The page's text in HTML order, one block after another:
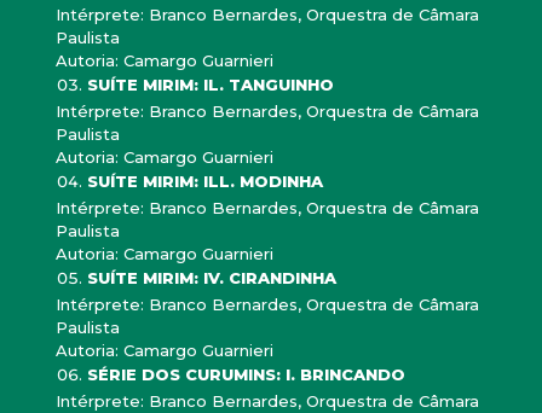
Intérprete: Branco Bernardes, Orquestra de Câmara
Paulista
Autoria: Camargo Guarnieri
SUÍTE MIRIM: IL. TANGUINHO
Intérprete: Branco Bernardes, Orquestra de Câmara
Paulista
Autoria: Camargo Guarnieri
SUÍTE MIRIM: ILL. MODINHA
Intérprete: Branco Bernardes, Orquestra de Câmara
Paulista
Autoria: Camargo Guarnieri
SUÍTE MIRIM: IV. CIRANDINHA
Intérprete: Branco Bernardes, Orquestra de Câmara
Paulista
Autoria: Camargo Guarnieri
SÉRIE DOS CURUMINS: I. BRINCANDO
Intérprete: Branco Bernardes, Orquestra de Câmara